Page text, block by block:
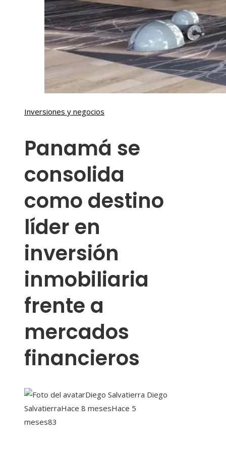
Inversiones y negocios
Panamá se
consolida
como destino
líder en
inversión
inmobiliaria
frente a
mercados
financieros
Diego Salvatierra Diego
SalvatierraHace 8 mesesHace 5
meses83